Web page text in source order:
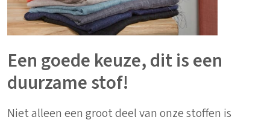
Een goede keuze, dit is een
duurzame stof!
Niet alleen een groot deel van onze stoffen is